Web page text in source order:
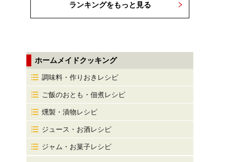
ランキングをもっと見る
ホームメイドクッキング
調味料・作りおきレシピ
ご飯のおとも・佃煮レシピ
燻製・漬物レシピ
ジュース・お酒レシピ
ジャム・お菓子レシピ